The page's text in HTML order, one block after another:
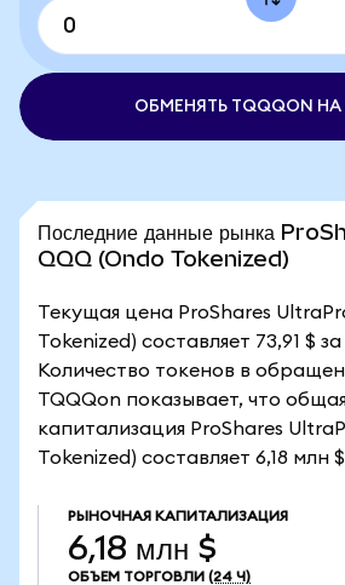
ОБМЕНЯТЬ TQQQON НА
Последние данные рынка
QQQ (Ondo Tokenized)
Текущая цена ProShares
Tokenized) составляет 73,91 $
Количество токенов в
TQQQon показывает, что
капитализация ProShares
Tokenized) составляет 6,18 млн
РЫНОЧНАЯ КАПИТАЛИЗАЦИЯ
6,18 млн $
ОБЪЕМ ТОРГОВЛИ (24 Ч)